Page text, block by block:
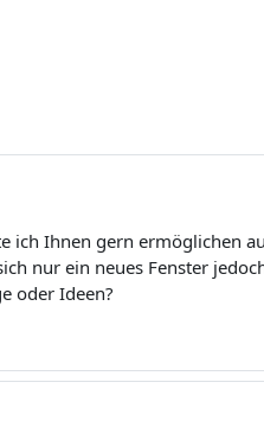
ich Ihnen gern ermöglichen
nur ein neues Fenster
oder Ideen?